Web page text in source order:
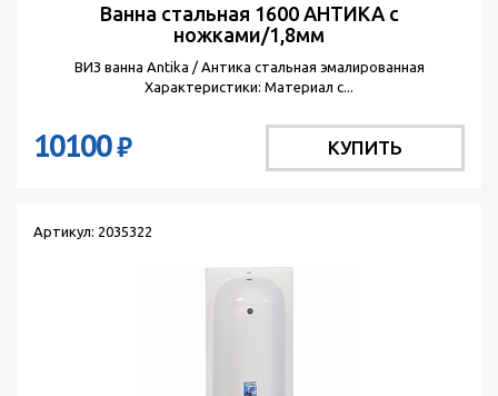
Ванна стальная 1600 АНТИКА с
ножками/1,8мм
ВИЗ ванна Antika / Антика стальная эмалированная
Характеристики: Материал с...
10100₽ КУПИТЬ
Артикул: 2035322